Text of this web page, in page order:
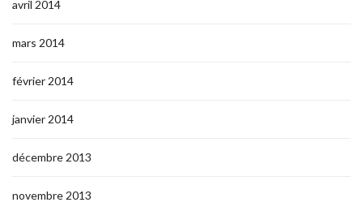
avril 2014
mars 2014
février 2014
janvier 2014
décembre 2013
novembre 2013